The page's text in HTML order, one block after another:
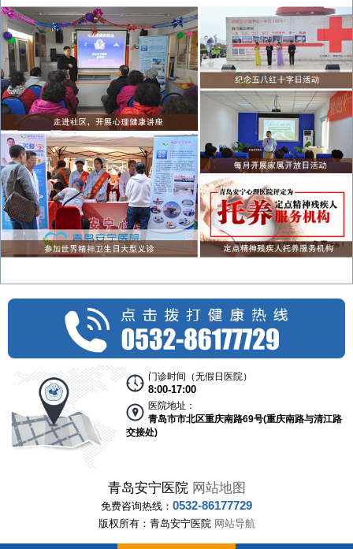
门诊时间（无假日医院）
8:00-17:00
医院地址：
青岛市市北区重庆南路69号(重庆南路与清江路
交接处)
青岛安宁医院 网站地图
免费咨询热线： 0532-86177729
版权所有：青岛安宁医院 网站导航